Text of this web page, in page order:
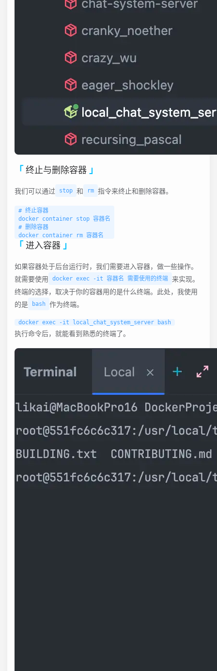
终止与删除容器
我们可以通过 stop 和 rm 指令来终止和删除容器。
# 终止容器
docker container stop 容器名
# 删除容器
进入容器
如果容器处于后台运行时，我们需要进入容器，做一些操作。
就需要使用
docker exec -it 容器名 需要使用的终端 来实现。
终端的选择，取决于你的容器用的是什么终端。此处，我使用
的是
bash 作为终端。
执行命令后，就能看到熟悉的终端了。